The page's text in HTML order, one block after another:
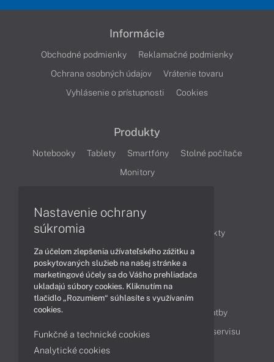
Informácie
Obchodné podmienky
Reklamačné podmienky
Ochrana osobných údajov
Vrátenie tovaru
Vyhlásenie o prístupnosti
Cookies
Produkty
Notebooky Tablety Smartfóny
Stolné počítače
Monitory
Články
Obchodné informácie
Produkty
Technológie
Videá
Obsah
Ako nakupovať
Možnosti doručenia a platby
Podpora a servis
Servisné služby Cenník servisu
Nastavenie ochrany
súkromia
Za účelom zlepšenia užívateľského zážitku a
poskytovaných služieb na našej stránke a
marketingové účely sa do Vášho prehliadača
ukladajú súbory cookies. Kliknutím na
tlačidlo „Rozumiem“ súhlasíte s využívaním
cookies.
Funkčné a technické cookies
Analytické cookies